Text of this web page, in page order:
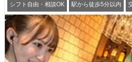
シフト自由・相談OK 駅から徒歩5分以内